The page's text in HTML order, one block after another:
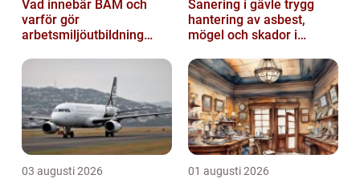
Vad innebär BAM och
varför gör
arbetsmiljöutbildning
Sanering i gävle trygg
hantering av asbest,
mögel och skador i
03 augusti 2026 01 augusti 2026